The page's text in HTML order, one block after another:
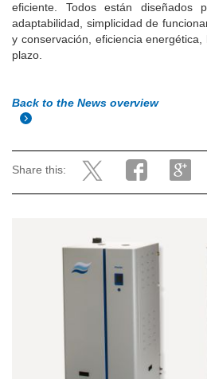
eficiente. Todos están diseñados
adaptabilidad, simplicidad de
y conservación, eficiencia
plazo.
Back to the News overview
Share this: